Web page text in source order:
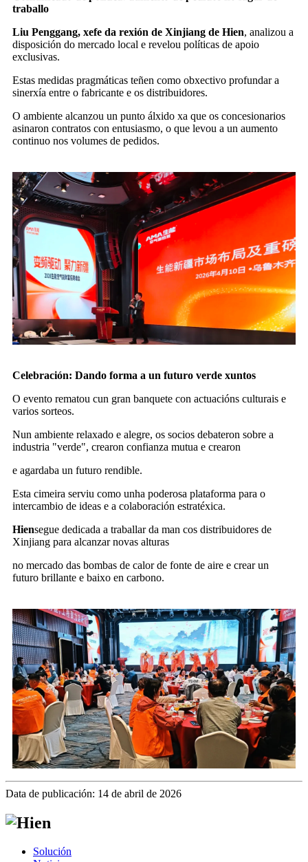
traballo
Liu Penggang, xefe da rexión de Xinjiang de Hien, analizou a
disposición do mercado local e revelou políticas de apoio
exclusivas.
Estas medidas pragmáticas teñen como obxectivo profundar a
sinerxía entre o fabricante e os distribuidores.
O ambiente alcanzou un punto álxido xa que os concesionarios
asinaron contratos con entusiasmo, o que levou a un aumento
continuo nos volumes de pedidos.
Celebración: Dando forma a un futuro verde xuntos
O evento rematou cun gran banquete con actuacións culturais e
varios sorteos.
Nun ambiente relaxado e alegre, os socios debateron sobre a
industria "verde", crearon confianza mutua e crearon
e agardaba un futuro rendible.
Esta cimeira serviu como unha poderosa plataforma para o
intercambio de ideas e a colaboración estratéxica.
Hiensegue dedicada a traballar da man cos distribuidores de
Xinjiang para alcanzar novas alturas
no mercado das bombas de calor de fonte de aire e crear un
futuro brillante e baixo en carbono.
Data de publicación: 14 de abril de 2026
Solución